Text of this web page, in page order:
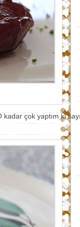
çok yaptım ki